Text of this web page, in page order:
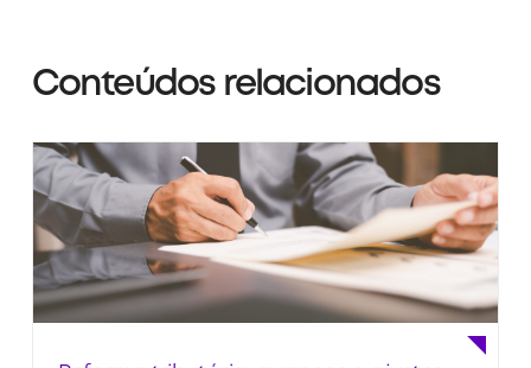
Conteúdos relacionados